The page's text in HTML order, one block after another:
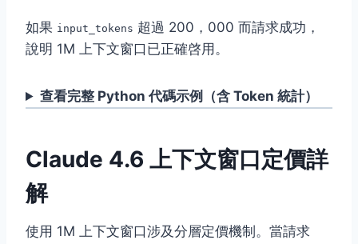
如果 input_tokens 超過 200，000 而請求成功，
說明 1M 上下文窗口已正確啓用。
查看完整 Python 代碼示例（含 Token 統計）
Claude 4.6 上下文窗口定價詳
解
使用 1M 上下文窗口涉及分層定價機制。當請求